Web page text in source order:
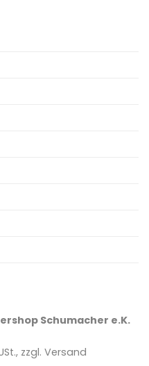
Schumacher e.K.
zzgl. Versand